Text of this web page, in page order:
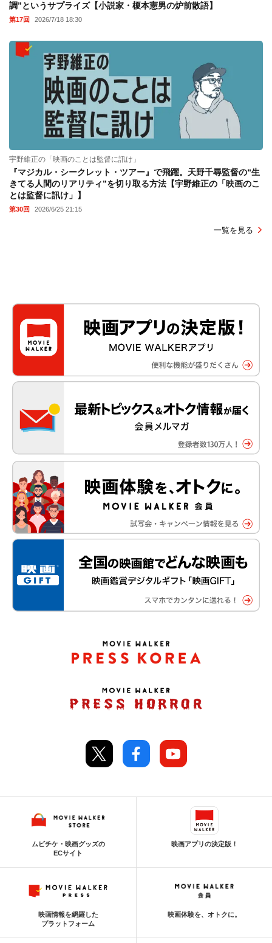
調”というサプライズ【小説家・榎本憲男の炉前散語】
第17回 2026/7/18 18:30
宇野維正の「映画のことは監督に訊け」
『マジカル・シークレット・ツアー』で飛躍。天野千尋監督の“生
きてる人間のリアリティ”を切り取る方法【宇野維正の「映画のこ
とは監督に訊け」】
第30回 2026/6/25 21:15
一覧を見る
ムビチケ・映画グッズの
ECサイト
映画アプリの決定版！
映画情報を網羅した
プラットフォーム
映画体験を、オトクに。